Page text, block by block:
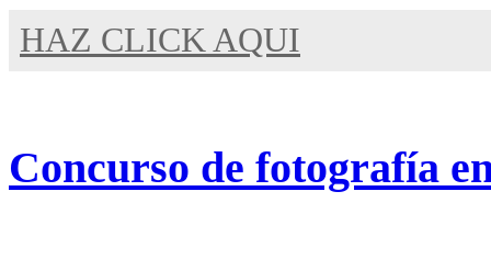
HAZ CLICK AQUI
Concurso de fotografía